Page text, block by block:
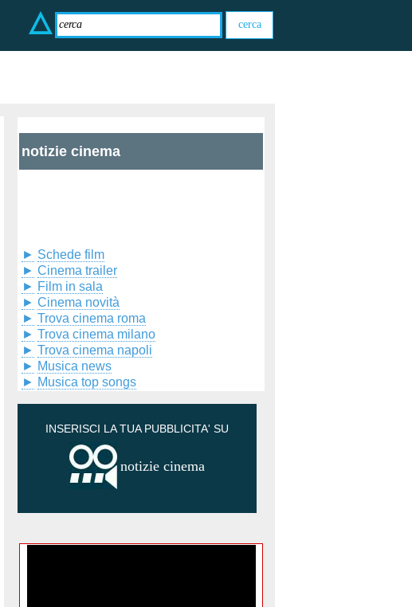
notizie cinema
► Schede film
► Cinema trailer
► Film in sala
► Cinema novità
► Trova cinema roma
► Trova cinema milano
► Trova cinema napoli
► Musica news
► Musica top songs
INSERISCI LA TUA PUBBLICITA' SU
notizie cinema